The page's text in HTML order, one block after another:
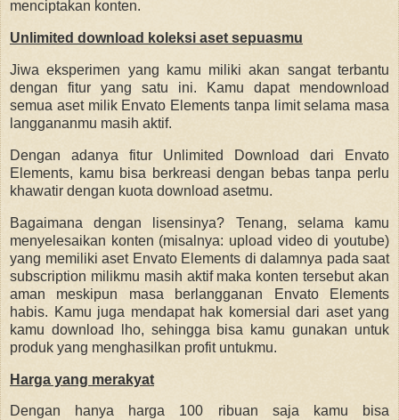
menciptakan konten.
Unlimited download koleksi aset sepuasmu
Jiwa eksperimen yang kamu miliki akan sangat terbantu
dengan fitur yang satu ini. Kamu dapat mendownload
semua aset milik Envato Elements tanpa limit selama masa
langgananmu masih aktif.
Dengan adanya fitur Unlimited Download dari Envato
Elements, kamu bisa berkreasi dengan bebas tanpa perlu
khawatir dengan kuota download asetmu.
Bagaimana dengan lisensinya? Tenang, selama kamu
menyelesaikan konten (misalnya: upload video di youtube)
yang memiliki aset Envato Elements di dalamnya pada saat
subscription milikmu masih aktif maka konten tersebut akan
aman meskipun masa berlangganan Envato Elements
habis. Kamu juga mendapat hak komersial dari aset yang
kamu download lho, sehingga bisa kamu gunakan untuk
produk yang menghasilkan profit untukmu.
Harga yang merakyat
Dengan hanya harga 100 ribuan saja kamu bisa